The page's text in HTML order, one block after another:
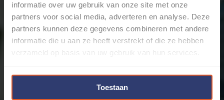
informatie over uw gebruik van onze site met onze
partners voor social media, adverteren en analyse. Deze
partners kunnen deze gegevens combineren met andere
informatie die u aan ze heeft verstrekt of die ze hebben
verzameld op basis van uw gebruik van hun services.
Toestaan
! Let op - dit is de kleinste maat van 2,8 mm breed -
meest gebruikte maat is 6,3 x 0,8 mm !
Gerelateerde producten